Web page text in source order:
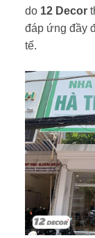
do 12 Decor
đáp ứng đầy
tế.